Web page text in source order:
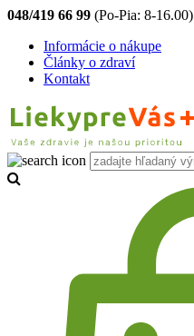
048/419 66 99 (Po-Pia: 8-16.00)
Informácie o nákupe
Články o zdraví
Kontakt